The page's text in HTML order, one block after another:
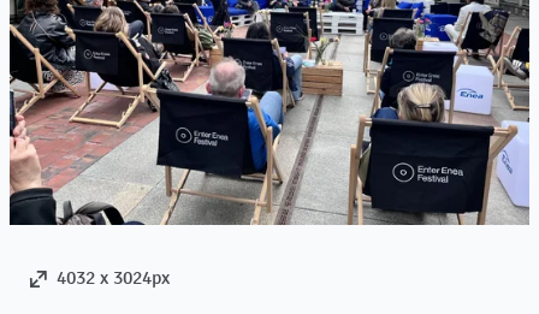
4032 x 3024px